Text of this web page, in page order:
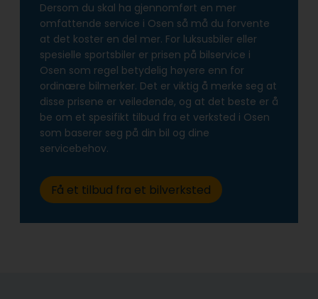
Dersom du skal ha gjennomført en mer
omfattende service i Osen så må du forvente
at det koster en del mer. For luksusbiler eller
spesielle sportsbiler er prisen på bilservice i
Osen som regel betydelig høyere enn for
ordinære bilmerker. Det er viktig å merke seg at
disse prisene er veiledende, og at det beste er å
be om et spesifikt tilbud fra et verksted i Osen
som baserer seg på din bil og dine
servicebehov.
Få et tilbud fra et bilverksted